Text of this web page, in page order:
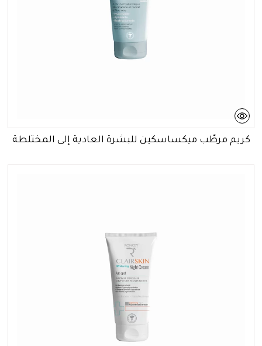
كريم مرطّب ميكساسكين للبشرة العادية إلى المختلطة